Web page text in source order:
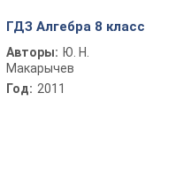
ГДЗ Алгебра 8 класс
Авторы: Ю. Н.
Макарычев
Год: 2011